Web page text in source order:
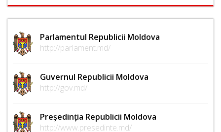
Parlamentul Republicii Moldova
http://parlament.md/
Guvernul Republicii Moldova
http://gov.md/
Președinția Republicii Moldova
http://www.presedinte.md/